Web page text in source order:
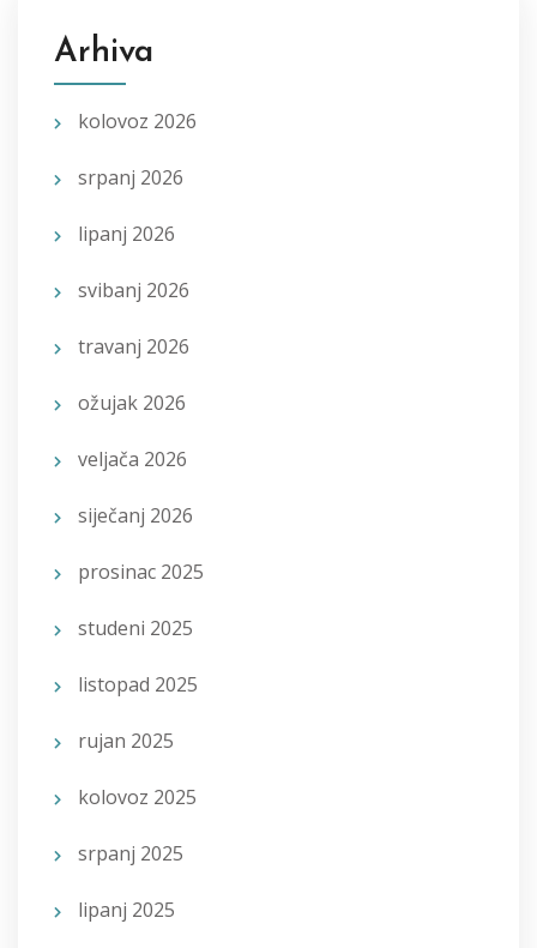
Arhiva
kolovoz 2026
srpanj 2026
lipanj 2026
svibanj 2026
travanj 2026
ožujak 2026
veljača 2026
siječanj 2026
prosinac 2025
studeni 2025
listopad 2025
rujan 2025
kolovoz 2025
srpanj 2025
lipanj 2025